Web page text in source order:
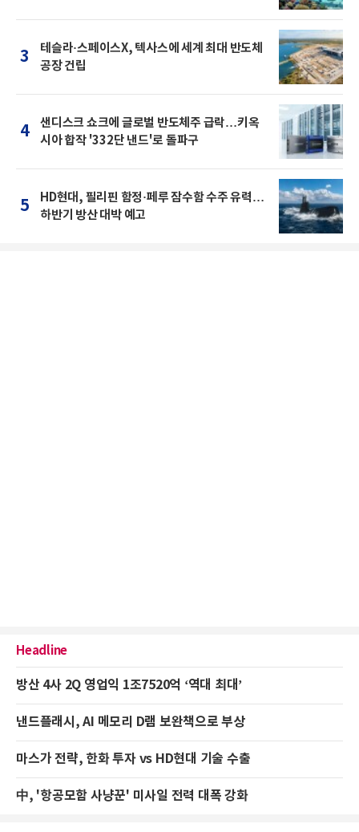
3
테슬라·스페이스X, 텍사스에 세계 최대 반도체
공장 건립
4
샌디스크 쇼크에 글로벌 반도체주 급락…키옥
시아 합작 '332단 낸드'로 돌파구
5
HD현대, 필리핀 함정·페루 잠수함 수주 유력…
하반기 방산 대박 예고
Headline
방산 4사 2Q 영업익 1조7520억 ‘역대 최대’
낸드플래시, AI 메모리 D램 보완책으로 부상
마스가 전략, 한화 투자 vs HD현대 기술 수출
中, '항공모함 사냥꾼' 미사일 전력 대폭 강화